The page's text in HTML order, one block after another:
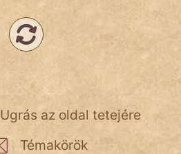
Ugrás az oldal tetejére
Témakörök